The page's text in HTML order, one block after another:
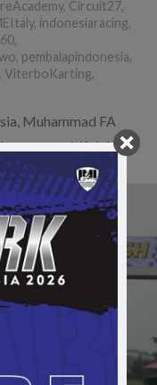
, Circuit27,
, indonesiaracing,
,
, pembalapindonesia,
, ViterboKarting,
Muhammad FA
positif dalam
Program…